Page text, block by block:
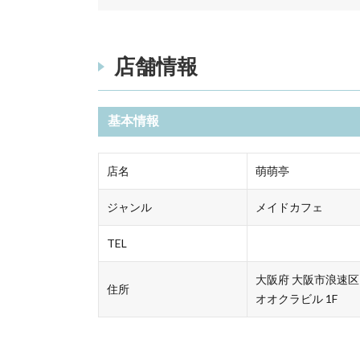
店舗情報
基本情報
店名 萌萌亭
ジャンル メイドカフェ
TEL
住所
大阪府 大阪市浪速
オオクラビル 1F